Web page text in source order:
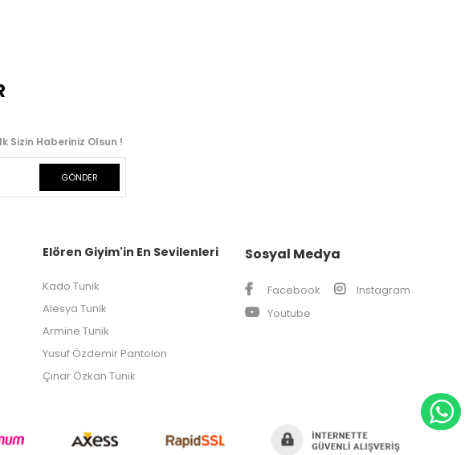
Sizin Haberiniz Olsun !
GÖNDER
Elören Giyim'in En Sevilenleri
Kado Tunik
Alesya Tunik
Armine Tunik
Yusuf Özdemir Pantolon
Çınar Özkan Tunik
Sosyal Medya
Facebook
Instagram
Youtube